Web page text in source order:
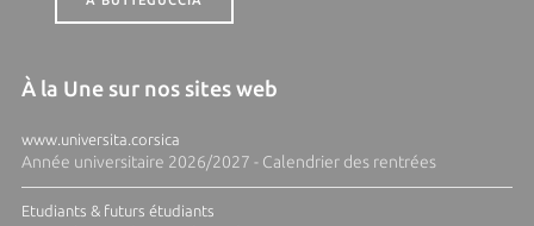
À la Une sur nos sites web
www.universita.corsica
Année universitaire 2026/2027 - Calendrier des rentrées
Etudiants & futurs étudiants